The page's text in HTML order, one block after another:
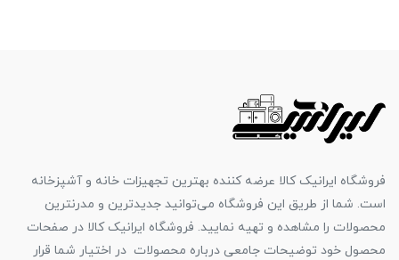
فروشگاه ایرانیک کالا عرضه کننده بهترین تجهیزات خانه و آشپزخانه
است. شما از طریق این فروشگاه می‌توانید جدیدترین و مدرنترین
محصولات را مشاهده و تهیه نمایید. فروشگاه ایرانیک کالا در صفحات
محصول خود توضیحات جامعی درباره محصولات در اختیار شما قرار